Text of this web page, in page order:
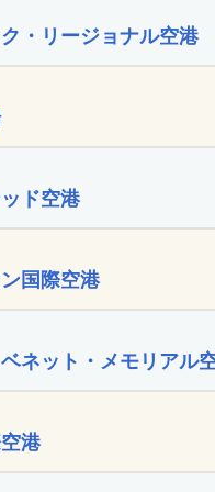
・リージョナル空港
ド空港
国際空港
ネット・メモリアル
港